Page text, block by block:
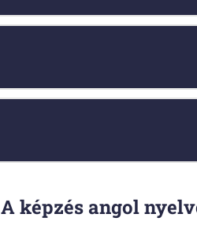
A képzés angol